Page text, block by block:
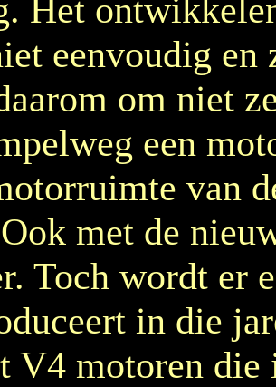
Het
eenvoudig en
om niet
een
van
met de
Toch wordt er
in die
V4 motoren